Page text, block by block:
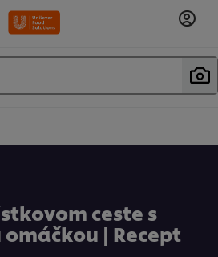
ceste s
| Recept